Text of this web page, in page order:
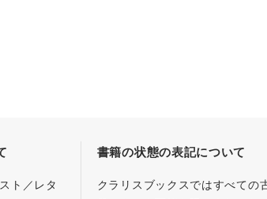
ト／レタ
書籍の状態の表記について
クラリスブックスではすべての